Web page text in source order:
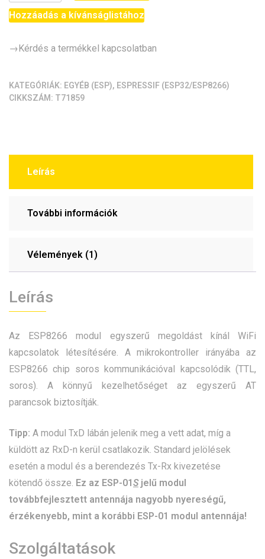
Serial
(ESP-
Hozzáadás a kívánságlistához
→Kérdés a termékkel kapcsolatban
KATEGÓRIÁK: EGYÉB (ESP), ESPRESSIF (ESP32/ESP8266)
CIKKSZÁM: T71859
Leírás
További információk
Vélemények (1)
Leírás
Az ESP8266 modul egyszerű megoldást kínál WiFi
kapcsolatok létesítésére. A mikrokontroller irányába az
ESP8266 chip soros kommunikációval kapcsolódik (TTL,
soros). A könnyű kezelhetőséget az egyszerű AT
parancsok biztosítják.
Tipp: A modul TxD lábán jelenik meg a vett adat, míg a
küldött az RxD-n kerül csatlakozik. Standard jelölések
esetén a modul és a berendezés Tx-Rx kivezetése
kötendő össze. Ez az ESP-01 Sjelű modul
továbbfejlesztett antennája nagyobb nyereségű,
érzékenyebb, mint a korábbi ESP-01 modul antennája!
Szolgáltatások